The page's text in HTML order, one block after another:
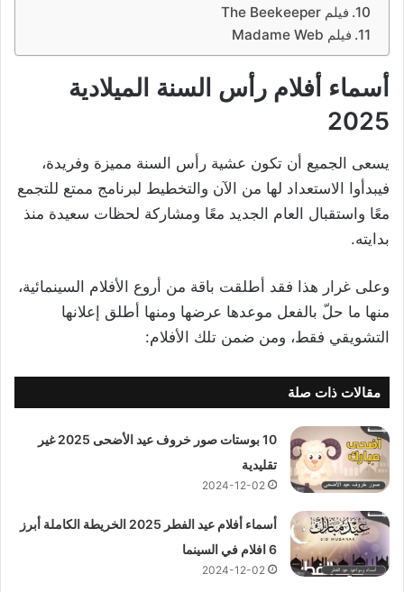
فيلم The Beekeeper
فيلم Madame Web
أسماء أفلام رأس السنة الميلادية
2025
يسعى الجميع أن تكون عشية رأس السنة مميزة وفريدة،
فيبدأوا الاستعداد لها من الآن والتخطيط لبرنامج ممتع للتجمع
معًا واستقبال العام الجديد معًا ومشاركة لحظات سعيدة منذ
بدايته.
وعلى غرار هذا فقد أطلقت باقة من أروع الأفلام السينمائية،
منها ما حلّ بالفعل موعدها عرضها ومنها أطلق إعلانها
التشويقي فقط، ومن ضمن تلك الأفلام:
مقالات ذات صلة
10 بوستات صور خروف عيد الأضحى 2025 غير
تقليدية
2024-12-02
أسماء أفلام عيد الفطر 2025 الخريطة الكاملة أبرز
6 افلام في السينما
2024-12-02